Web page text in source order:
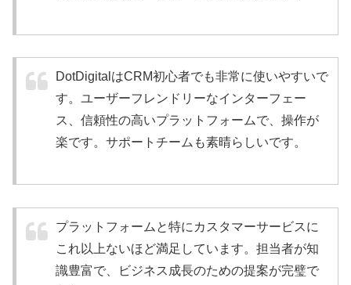
DotDigitalはCRM初心者でも非常に使いやすいで
す。ユーザーフレンドリーなインターフェー
ス、信頼性の高いプラットフォームで、操作が
楽です。サポートチームも素晴らしいです。
プラットフォームと特にカスタマーサービスに
これ以上ないほど満足しています。担当者が知
識豊富で、ビジネス成長のための提案が完璧で